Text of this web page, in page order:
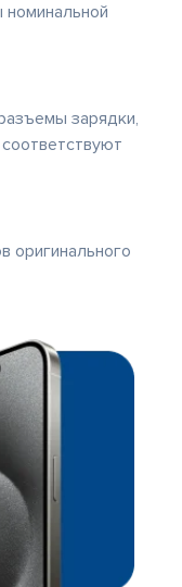
зарядки,
оригинального